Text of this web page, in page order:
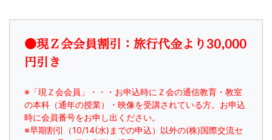
験
生・
●現Ｚ会会員割引：旅行代金より30,000
円引き
※「現Ｚ会会員」・・・お申込時にＺ会の通信教育・教室
の本科（通年の授業）・映像を受講されている方。お申込
時に会員番号をお申し出ください。
※早期割引（10/14(水)までの申込）以外の(株)国際交流セ